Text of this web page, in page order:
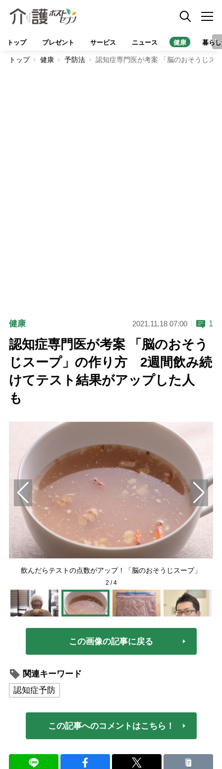
トップ プレゼント サービス ニュース 健康 暮らし
トップ 健康 予防法 認知症専門医が考案 「脳のおそうじ
健康 2021.11.18 07:00 1
認知症専門医が考案 「脳のおそう
じスープ」の作り方 2週間飲み続
けてテスト結果がアップした人
も
飲んだらテストの点数がアップ！「脳のおそうじスープ」
2 /4
この画像の記事に戻る
関連キーワード
認知症予防
この記事へのコメントはこちら！